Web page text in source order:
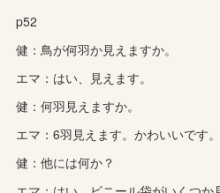
p52
健：鳥が何羽か見えますか。
エマ：はい、見えます。
健：何羽見えますか。
エマ：6羽見えます。かわいいです。
健：他には何か？